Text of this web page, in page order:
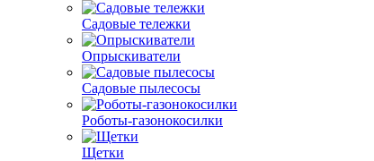
Садовые тележки
Опрыскиватели
Садовые пылесосы
Роботы-газонокосилки
Щетки